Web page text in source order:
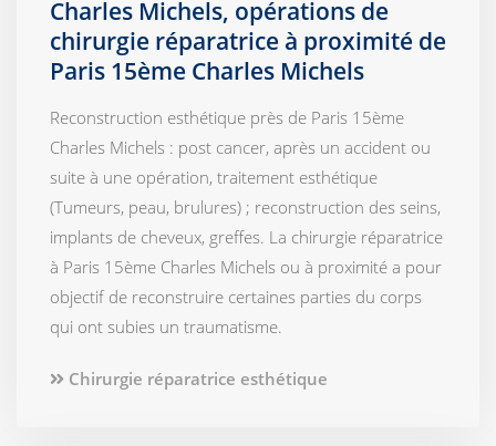
Charles Michels, opérations de
chirurgie réparatrice à proximité de
Paris 15ème Charles Michels
Reconstruction esthétique près de Paris 15ème
Charles Michels : post cancer, après un accident ou
suite à une opération, traitement esthétique
(Tumeurs, peau, brulures) ; reconstruction des seins,
implants de cheveux, greffes. La chirurgie réparatrice
à Paris 15ème Charles Michels ou à proximité a pour
objectif de reconstruire certaines parties du corps
qui ont subies un traumatisme.
Chirurgie réparatrice esthétique